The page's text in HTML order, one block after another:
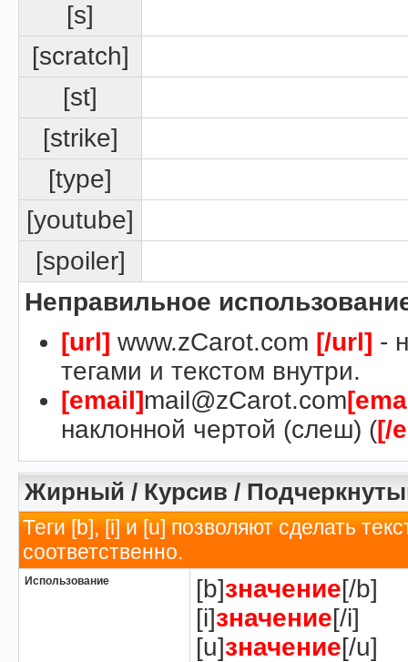
[s]
[scratch]
[st]
[strike]
[type]
[youtube]
[spoiler]
Неправильное
[url] www.zCarot.com [/url] -
тегами и текстом внутри.
[email]mail@zCarot.com
наклонной чертой (слеш) ([/
Жирный / Курсив /
Теги [b], [i] и [u] позволяют сделать
соответственно.
Использование [b]значение[/b]
[i]значение[/i]
[u]значение[/u]